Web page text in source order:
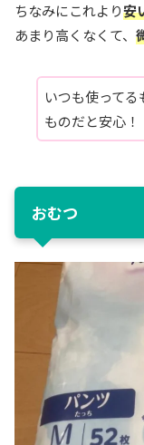
ちなみにこれより安
あまり高くなくて、
いつも使って
ものだと安心！
おむつ